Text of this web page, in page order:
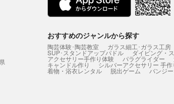
おすすめのジャンルから探す
陶芸体験･陶芸教室 ガラス細工･ガラス工房
SUP･スタンドアップパドル ダイビング・
アクセサリー手作り体験 パラグライダー
キャンドル作り シルバーアクセサリー 手
着物・浴衣レンタル 脱出ゲーム バンジ